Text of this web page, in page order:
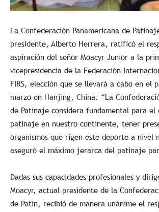
La Confederación Panamericana de
presidente, Alberto Herrera, ratificó el
aspiración del señor Moacyr Junior a la
vicepresidencia de la Federación
FIRS, elección que se llevará a cabo en el
marzo en Nanjing, China. “La
de Patinaje considera fundamental para el
patinaje en nuestro continente, tener
organismos que rigen este deporte a nivel
aseguró el máximo jerarca del patinaje
Dadas sus capacidades profesionales y
Moacyr, actual presidente de la
de Patín, recibió de manera unánime el